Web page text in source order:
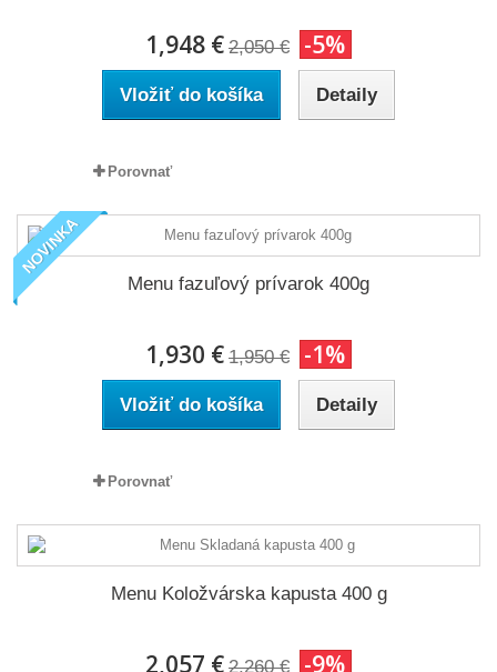
1,948 € 2,050 € -5%
Vložiť do košíka Detaily
Porovnať
NOVINKA
Menu fazuľový prívarok 400g
1,930 € 1,950 € -1%
Vložiť do košíka Detaily
Porovnať
Menu Koložvárska kapusta 400 g
2,057 € 2,260 € -9%